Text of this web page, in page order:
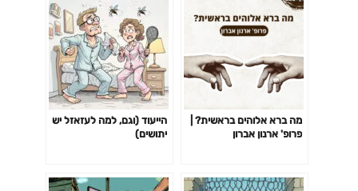
מה ברא אלוהים בראשית? |
פרופ' ארנון אברון
הייעוד (וגם, למה לעזאזל יש
יתושים)